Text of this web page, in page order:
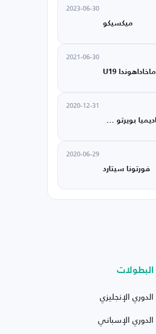
2023-06-30
ميكسيكو
2021-06-30
ماخاداهوندا U19
2020-12-31
أكاديميا بويرتو U20
2020-06-29
فورتونا سيتارد
البطولات
الدوري الإنجليزي
الدوري الإسباني